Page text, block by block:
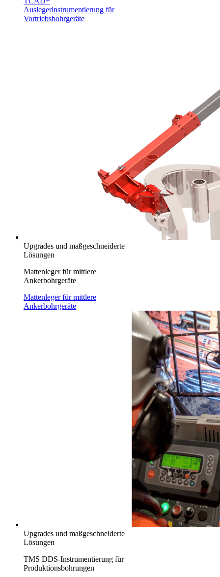
Auslegerinstrumentierung für
Vortriebsbohrgeräte
Upgrades und maßgeschneiderte
Lösungen
Mattenleger für mittlere
Ankerbohrgeräte
Mattenleger für mittlere
Ankerbohrgeräte
Upgrades und maßgeschneiderte
Lösungen
TMS DDS-Instrumentierung für
Produktionsbohrungen